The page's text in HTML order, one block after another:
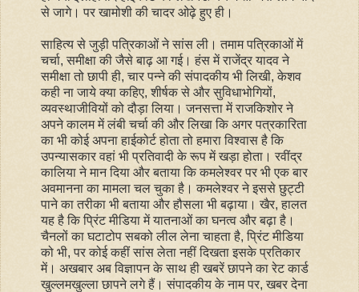
से जागे। पर खामोशी की चादर ओढ़े हुए ही।
साहित्य से जुड़ी पत्रिकाओं ने सांस ली। तमाम पत्रिकाओं में
चर्चा, समीक्षा की जैसे बाढ़ आ गई। हंस में राजेंद्र यादव ने
समीक्षा तो छापी ही, चार पन्ने की संपादकीय भी लिखी, केशव
कही ना जाये क्या कहिए, शीर्षक से और सुविधाभोगियों,
व्यवस्थाजीवियों को दौड़ा लिया। जनसत्ता में राजकिशोर ने
अपने कालम में लंबी चर्चा की और लिखा कि अगर पत्रकारिता
का भी कोई अपना हाईकोर्ट होता तो हमारा विश्वास है कि
उपन्यासकार वहां भी प्रतिवादी के रूप में खड़ा होता। रवींद्र
कालिया ने मान दिया और बताया कि कमलेश्वर पर भी एक बार
अवमानना का मामला चल चुका है। कमलेश्वर ने इससे छुट्टी
पाने का तरीका भी बताया और हौसला भी बढ़ाया। खैर, हालत
यह है कि प्रिंट मीडिया में यातनाओं का घनत्व और बढ़ा है।
चैनलों का घटाटोप सबको लील लेना चाहता है, प्रिंट मीडिया
को भी, पर कोई कहीं सांस लेता नहीं दिखता इसके प्रतिकार
में। अखबार अब विज्ञापन के साथ ही खबरें छापने का रेट कार्ड
खुल्लमखुल्ला छापने लगे हैं। संपादकीय के नाम पर, खबर देना